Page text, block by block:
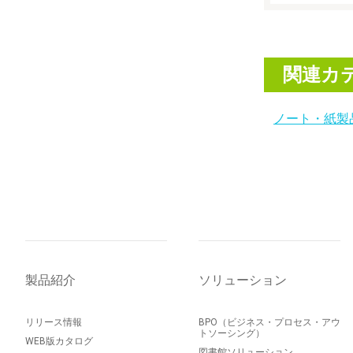
関連カ
ノート・紙製
製品紹介
リリース情報
WEB版カタログ
ソリューション
BPO（ビジネス・プロセス・アウ
トソーシング）